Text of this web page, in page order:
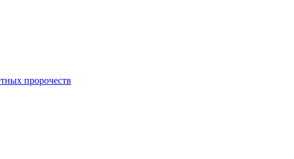
пророчеств